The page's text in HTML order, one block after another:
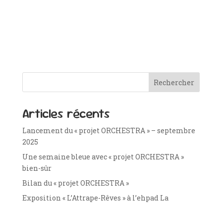
Rechercher
Articles récents
Lancement du « projet ORCHESTRA » – septembre
2025
Une semaine bleue avec « projet ORCHESTRA »
bien-sûr
Bilan du « projet ORCHESTRA »
Exposition « L’Attrape-Rêves » à l’ehpad La